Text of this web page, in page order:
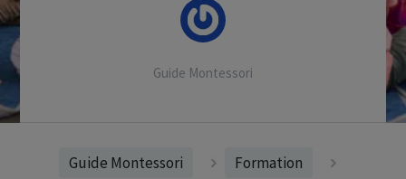
Guide Montessori
Guide Montessori
Formation